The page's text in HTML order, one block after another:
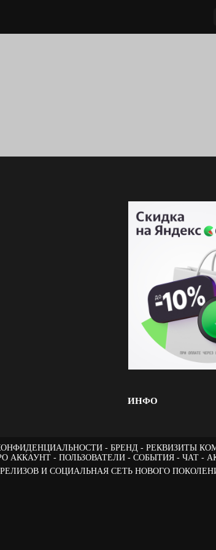
ИНФО
БРЕНД РЕКВИЗИТЫ
АККАУНТ ПОЛЬЗОВАТЕЛИ СОБЫТИЯ ЧАТ
И СОЦИАЛЬНАЯ СЕТЬ НОВОГО